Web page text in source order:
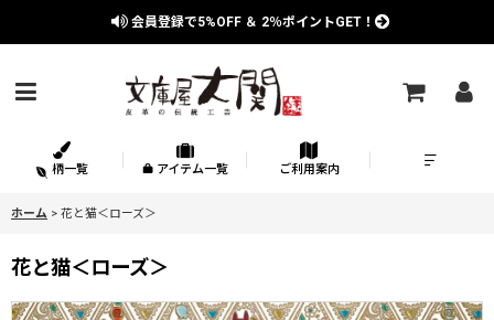
会員登録で5%OFF ＆ 2％ポイントGET！
柄一覧 アイテム一覧 ご利用案内
ホーム > 花と猫＜ローズ＞
花と猫＜ローズ＞